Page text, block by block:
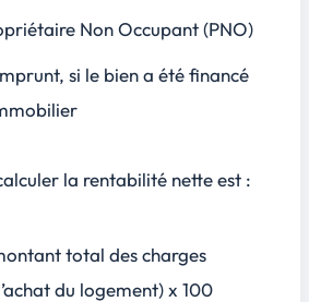
Non Occupant (PNO)
si le bien a été financé
la rentabilité nette est :
total des charges
du logement) x 100